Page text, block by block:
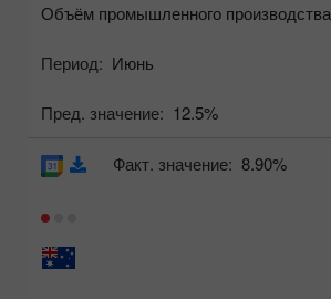
Объём промышленного производства
Период: Июнь
Пред. значение: 12.5%
Факт. значение: 8.90%